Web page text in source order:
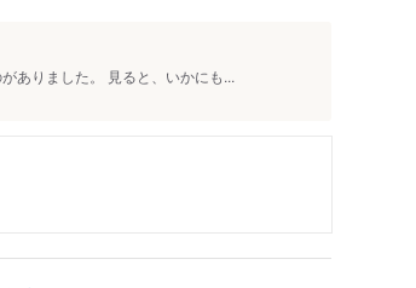
ありました。 見ると、いかにも...